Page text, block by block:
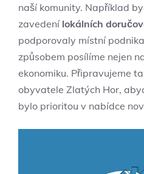
naší komunity. Například
zavedení lokálních
podporovaly místní
způsobem posílíme nejen
ekonomiku. Připravujeme
obyvatele Zlatých Hor,
bylo prioritou v nabídce